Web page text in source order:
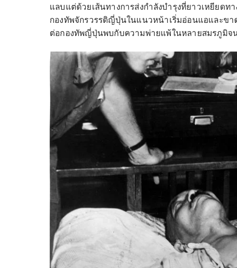
แลบแต่ด้วยเส้นทางการส่งกำลังบำรุงที่ยาวเหยียด
กองทัพจักรวรรดิญี่ปุ่นในแนวหน้าเริ่มอ่อนแอและขา
ต่อกองทัพญี่ปุ่นพบกับความพ่ายแพ้ในหลายสมรภูมิจ